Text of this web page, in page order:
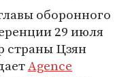
оборонного
29 июля
страны Цзян
Agence